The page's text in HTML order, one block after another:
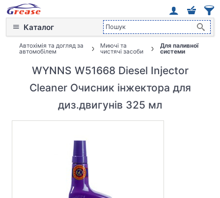
Каталог
Автохімія та догляд за
автомобілем
Миючі та
чистячі засоби
Для паливної
системи
WYNNS W51668 Diesel Injector
Cleaner Очисник інжектора для
диз.двигунів 325 мл